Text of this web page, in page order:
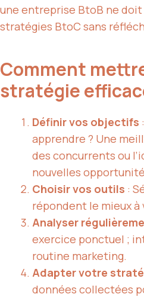
une entreprise BtoB ne
stratégies BtoC sans
Comment
stratégie
Définir vos objectifs
apprendre ? Une
des concurrents ou
nouvelles
Choisir vos outils :
répondent le mieux à
Analyser
exercice ponctuel ;
routine marketing.
Adapter votre
données collectées